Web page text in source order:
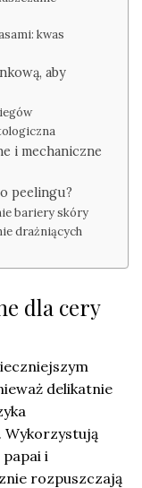
kwas
aby
i mechaniczne
peelingu?
bariery skóry
drażniących
dla cery
delikatnie
Wykorzystują
i
rozpuszczają